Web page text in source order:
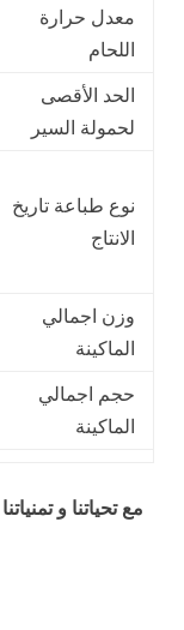
معدل حرارة
اللحام
الحد الأقصى
لحمولة السير
نوع طباعة تاريخ
الانتاج
وزن اجمالي
الماكينة
حجم اجمالي
الماكينة
مع تحياتنا و